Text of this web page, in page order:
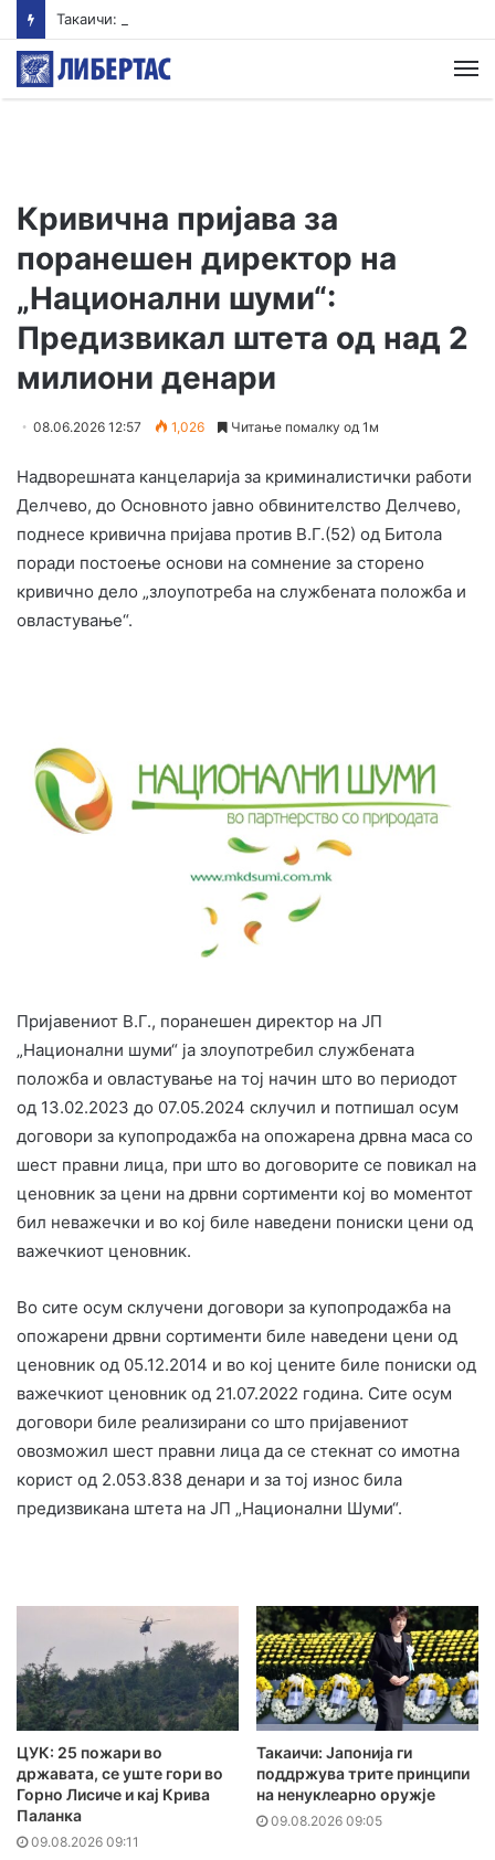
Кривична пријава за
поранешен директор на
„Национални шуми“:
Предизвикал штета од над 2
милиони денари
08.06.2026 12:57 1,026 Читање помалку од 1м
Надворешната канцеларија за криминалистички работи
Делчево, до Основното јавно обвинителство Делчево,
поднесе кривична пријава против В.Г.(52) од Битола
поради постоење основи на сомнение за сторено
кривично дело „злоупотреба на службената положба и
овластување“.
Пријавениот В.Г., поранешен директор на ЈП
„Национални шуми“ ја злоупотребил службената
положба и овластување на тој начин што во периодот
од 13.02.2023 до 07.05.2024 склучил и потпишал осум
договори за купопродажба на опожарена дрвна маса со
шест правни лица, при што во договорите се повикал на
ценовник за цени на дрвни сортименти кој во моментот
бил неважечки и во кој биле наведени пониски цени од
важечкиот ценовник.
Во сите осум склучени договори за купопродажба на
опожарени дрвни сортименти биле наведени цени од
ценовник од 05.12.2014 и во кој цените биле пониски од
важечкиот ценовник од 21.07.2022 година. Сите осум
договори биле реализирани со што пријавениот
овозможил шест правни лица да се стекнат со имотна
корист од 2.053.838 денари и за тој износ била
предизвикана штета на ЈП „Национални Шуми“.
ЦУК: 25 пожари во
државата, се уште гори во
Горно Лисиче и кај Крива
Паланка
09.08.2026 09:11
Такаичи: Јапонија ги
поддржува трите принципи
на ненуклеарно оружје
09.08.2026 09:05